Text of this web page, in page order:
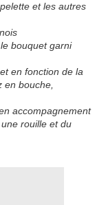
et les autres
bouquet garni
en fonction de la
en bouche,
accompagnement
rouille et du